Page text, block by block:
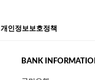
개인정보보호정책
BANK